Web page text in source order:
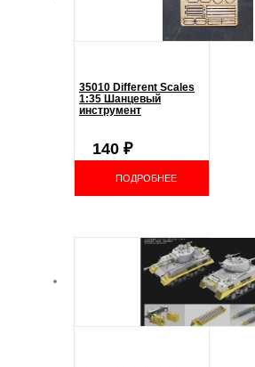
35010 Different Scales
1:35 Шанцевый
инструмент
140 ₽
ПОДРОБНЕЕ